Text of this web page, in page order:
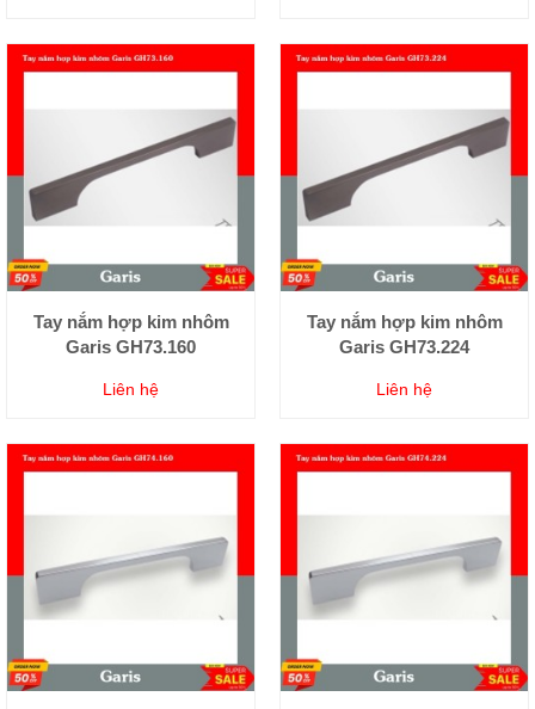
Tay nắm hợp kim nhôm
Garis GH73.160
Liên hệ
Tay nắm hợp kim nhôm
Garis GH73.224
Liên hệ